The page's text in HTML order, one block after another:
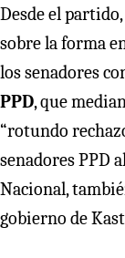
Desde el
sobre la forma
los senadores
PPD, que
“rotundo
senadores PPD
Nacional,
gobierno de